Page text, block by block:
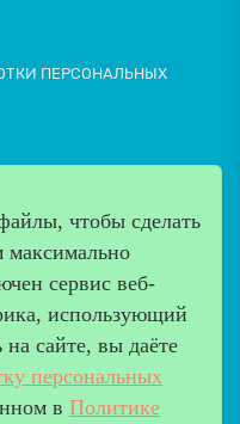
ПЕРСОНАЛЬНЫХ
чтобы сделать
максимально
сервис веб-
использующий
сайте, вы даёте
персональных
в Политике